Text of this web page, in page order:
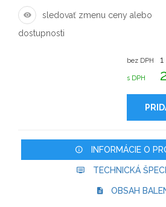
sledovať zmenu ceny alebo
dostupnosti
bez DPH
s DPH
INFORMÁCIE O
TECHNICKÁ
OBSAH